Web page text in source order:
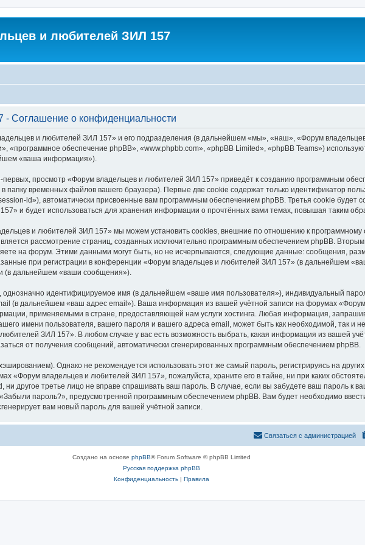
и любителей ЗИЛ 157
Соглашение о конфиденциальности
и любителей ЗИЛ 157» и его подразделения (в дальнейшем «мы», «наш», «Форум
«программное обеспечение phpBB», «www.phpbb.com», «phpBB Limited», «phpBB Teams»)
«ваша информация»).
просмотр «Форум владельцев и любителей ЗИЛ 157» приведёт к созданию программным
временных файлов вашего браузера). Первые две cookie содержат только идентификатор
id»), автоматически присвоенные вам программным обеспечением phpBB. Третья cookie будет
и будет использоваться для хранения информации о прочтённых вами темах, повышая таким
и любителей ЗИЛ 157» мы можем установить cookies, внешние по отношению к программному
рассмотрение страниц, созданных исключительно программным обеспечением phpBB.
на форум. Этими данными могут быть, но не исчерпываются, следующие данные: сообщения,
при регистрации в конференции «Форум владельцев и любителей ЗИЛ 157» (в дальнейшем
(в дальнейшем «ваши сообщения»).
однозначно идентифицируемое имя (в дальнейшем «ваше имя пользователя»), индивидуальный
(в дальнейшем «ваш адрес email»). Ваша информация из вашей учётной записи на форумах
применяемыми в стране, предоставляющей нам услуги хостинга. Любая информация,
имени пользователя, вашего пароля и вашего адреса email, может быть как необходимой, так и
ЗИЛ 157». В любом случае у вас есть возможность выбрать, какая информация из вашей
от получения сообщений, автоматически сгенерированных программным обеспечением phpBB.
Однако не рекомендуется использовать этот же самый пароль, регистрируясь на
«Форум владельцев и любителей ЗИЛ 157», пожалуйста, храните его в тайне, ни при каких
другое третье лицо не вправе спрашивать ваш пароль. В случае, если вы забудете ваш пароль к
пароль?», предусмотренной программным обеспечением phpBB. Вам будет необходимо
вам новый пароль для вашей учётной записи.
Связаться с администрацией
Создано на основе phpBB® Forum Software © phpBB Limited
Русская поддержка phpBB
Конфиденциальность| Правила